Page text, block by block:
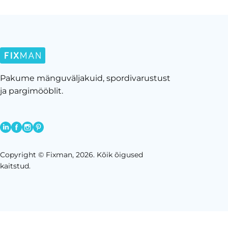
Pakume mänguväljakuid, spordivarustust
ja pargimööblit.
Copyright © Fixman, 2026. Kõik õigused
kaitstud.